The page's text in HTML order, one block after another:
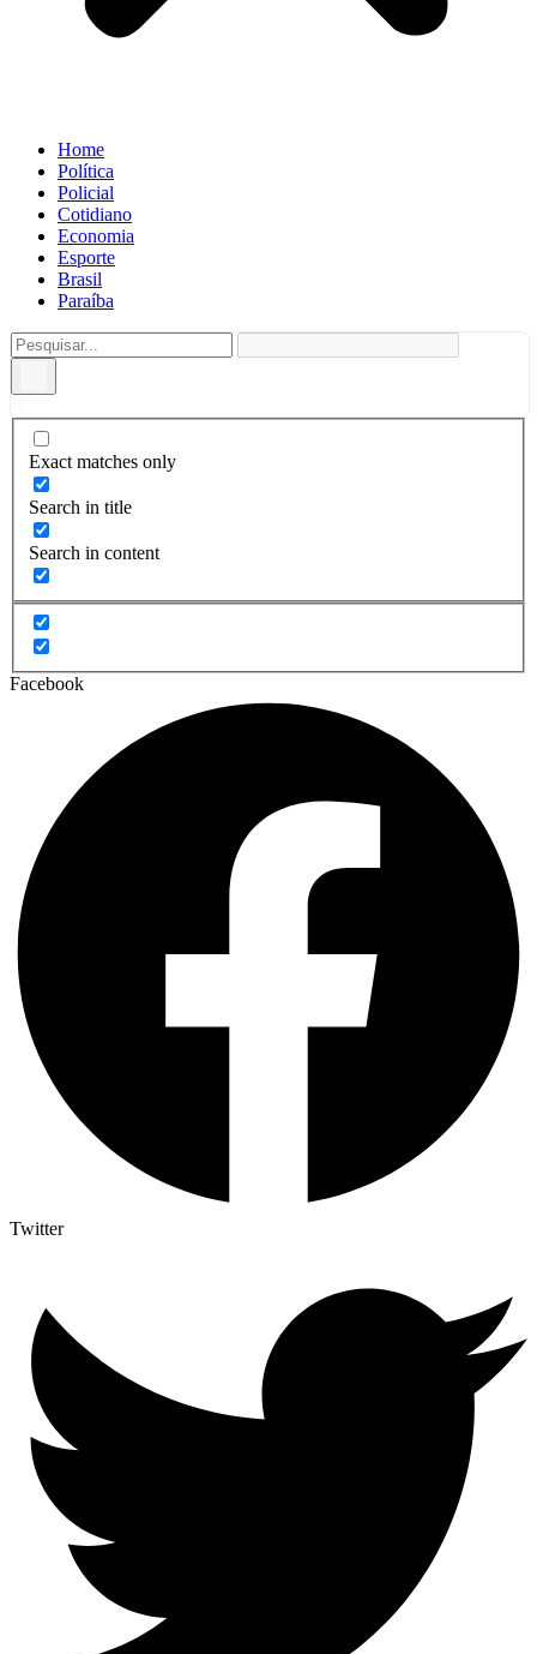
Home
Política
Policial
Cotidiano
Economia
Esporte
Brasil
Paraíba
Exact matches only
Search in title
Search in content
Facebook
Twitter